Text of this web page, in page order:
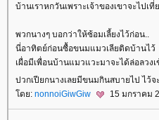
บ้านเราหกวันเพราะเจ้าของเขาจะไปเ
พวกนางๆ บอกว่าให้ซ้อมเลี้ยงไว้ก่อน..
นี่อาทิตย์ก่อนซื้อขนมแมวเลียติดบ้านไว้
เผื่อมีเพื่อนบ้านแมวแวะมาจะได้ล่อลวง
ปวกเปียกนางเลยมีขนมกินสบายไป ไว้จ
ดย: nonnoiGiwGiw 15 มกราคม